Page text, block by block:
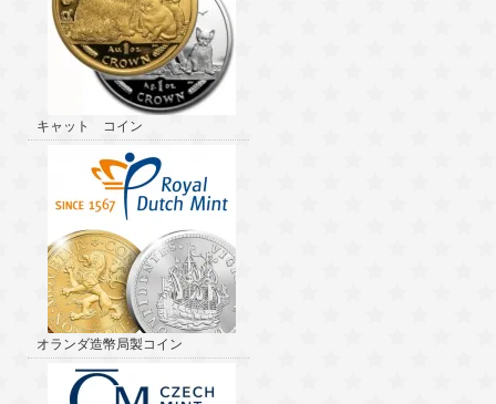
キャット コイン
オランダ造幣局製コイン